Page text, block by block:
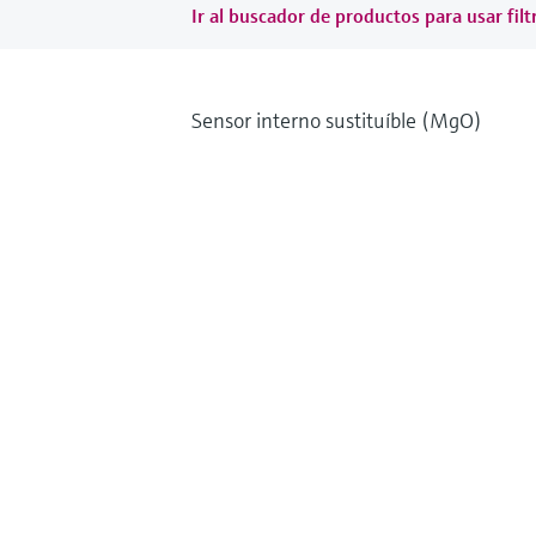
Ir al buscador de productos para usar
Sensor interno sustituíble (MgO)